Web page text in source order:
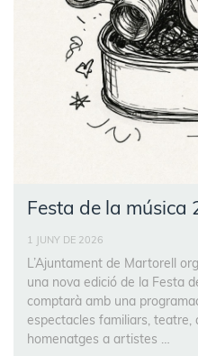
Festa de la música
1 JUNY DE 2026
L’Ajuntament de Martorell
una nova edició de la Festa
comptarà amb una
espectacles familiars, teatre,
homenatges a artistes …